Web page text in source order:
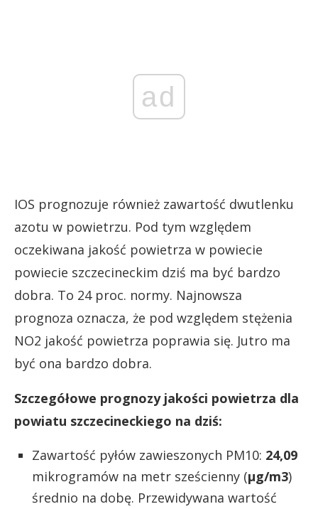
ad
IOS prognozuje również zawartość dwutlenku
azotu w powietrzu. Pod tym względem
oczekiwana jakość powietrza w powiecie
powiecie szczecineckim dziś ma być bardzo
dobra. To 24 proc. normy. Najnowsza
prognoza oznacza, że pod względem stężenia
NO2 jakość powietrza poprawia się. Jutro ma
być ona bardzo dobra.
Szczegółowe prognozy jakości powietrza dla
powiatu szczecineckiego na dziś:
Zawartość pyłów zawieszonych PM10: 24,09
mikrogramów na metr sześcienny (µg/m3)
średnio na dobę. Przewidywana wartość